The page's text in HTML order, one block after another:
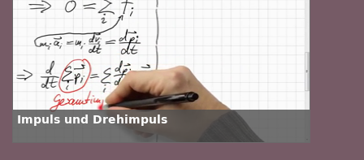
Impuls und Drehimpuls